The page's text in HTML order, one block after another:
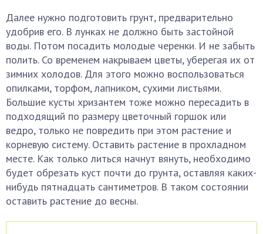
Далее нужно подготовить грунт, предварительно
удобрив его. В лунках не должно быть застойной
воды. Потом посадить молодые черенки. И не забыть
полить. Со временем накрываем цветы, уберегая их от
зимних холодов. Для этого можно воспользоваться
опилками, торфом, лапником, сухими листьями.
Большие кусты хризантем тоже можно пересадить в
подходящий по размеру цветочный горшок или
ведро, только не повредить при этом растение и
корневую систему. Оставить растение в прохладном
месте. Как только литься начнут вянуть, необходимо
будет обрезать куст почти до грунта, оставляя каких-
нибудь пятнадцать сантиметров. В таком состоянии
оставить растение до весны.